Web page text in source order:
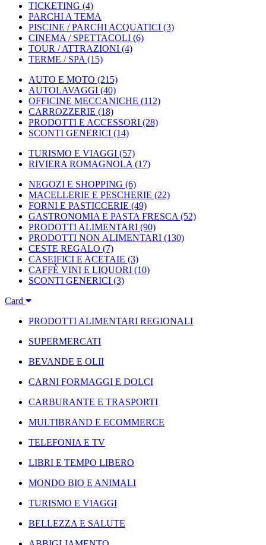
TICKETING (4)
PARCHI A TEMA
PISCINE / PARCHI ACQUATICI (3)
CINEMA / SPETTACOLI (6)
TOUR / ATTRAZIONI (4)
TERME / SPA (15)
AUTO E MOTO (215)
AUTOLAVAGGI (40)
OFFICINE MECCANICHE (112)
CARROZZERIE (18)
PRODOTTI E ACCESSORI (28)
SCONTI GENERICI (14)
TURISMO E VIAGGI (57)
RIVIERA ROMAGNOLA (17)
NEGOZI E SHOPPING (6)
MACELLERIE E PESCHERIE (22)
FORNI E PASTICCERIE (49)
GASTRONOMIA E PASTA FRESCA (52)
PRODOTTI ALIMENTARI (90)
PRODOTTI NON ALIMENTARI (130)
CESTE REGALO (7)
CASEIFICI E ACETAIE (3)
CAFFÈ VINI E LIQUORI (10)
SCONTI GENERICI (3)
Card
PRODOTTI ALIMENTARI REGIONALI
SUPERMERCATI
BEVANDE E OLII
CARNI FORMAGGI E DOLCI
CARBURANTE E TRASPORTI
MULTIBRAND E ECOMMERCE
TELEFONIA E TV
LIBRI E TEMPO LIBERO
MONDO BIO E ANIMALI
TURISMO E VIAGGI
BELLEZZA E SALUTE